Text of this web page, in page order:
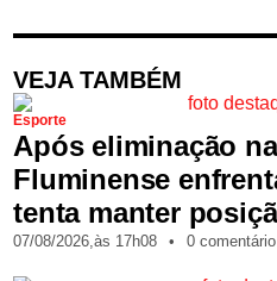
VEJA TAMBÉM
Esporte
Após eliminação
Fluminense
tenta manter
07/08/2026,às 17h08 • 0 comentário